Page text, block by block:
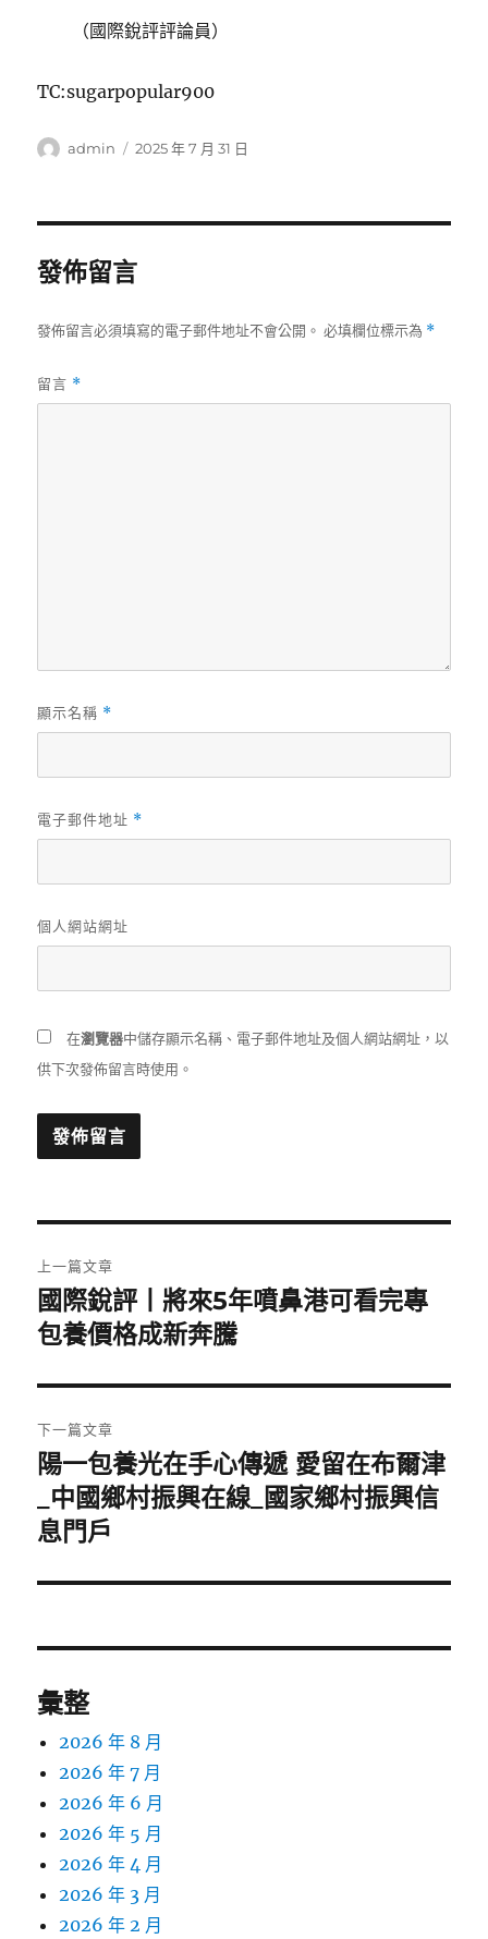
（國際銳評評論員）
TC:sugarpopular900
作
admin
發
2025 年 7 月 31 日
發佈留言
發佈留言必須填寫的電子郵件地址不會公開。 必填欄位標示為 *
留言 *
顯示名稱 *
電子郵件地址 *
個人網站網址
在瀏覽器中儲存顯示名稱、電子郵件地址及個人網站網址，以
供下次發佈留言時使用。
章
導
覽
上一篇文章
上
一
文
章:
國際銳評丨將來5年噴鼻港可看完專
包養價格成新奔騰
下一篇文章
下
一
篇
章:
陽一包養光在手心傳遞 愛留在布爾津
_中國鄉村振興在線_國家鄉村振興信
息門戶
彙整
2026 年 8 月
2026 年 7 月
2026 年 6 月
2026 年 5 月
2026 年 4 月
2026 年 3 月
2026 年 2 月